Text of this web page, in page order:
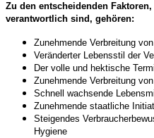
Zu den entscheidenden
verantwortlich sind, gehören:
Zunehmende Verbreitung
Veränderter Lebensstil der
Der volle und hektische
Zunehmende Verbreitung
Schnell wachsende
Zunehmende staatliche
Steigendes
Hygiene